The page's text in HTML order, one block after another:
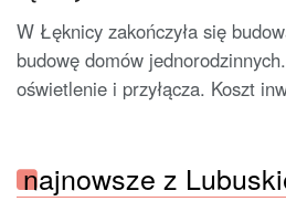
W Łęknicy zakończyła się
budowę domów
oświetlenie i przyłącza. Koszt
najnowsze z